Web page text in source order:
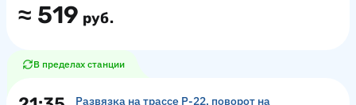
≈ 519 руб.
В пределах станции
Развязка на трассе Р-22, поворот на